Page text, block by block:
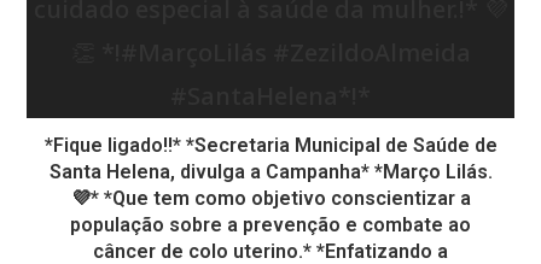
*Fique ligado!!* *Secretaria Municipal de Saúde de
Santa Helena, divulga a Campanha* *Março Lilás.
💜* *Que tem como objetivo conscientizar a
população sobre a prevenção e combate ao
câncer de colo uterino.* *Enfatizando a